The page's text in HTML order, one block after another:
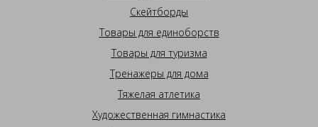
Скейтборды
Товары для единоборств
Товары для туризма
Тренажеры для дома
Тяжелая атлетика
Художественная гимнастика